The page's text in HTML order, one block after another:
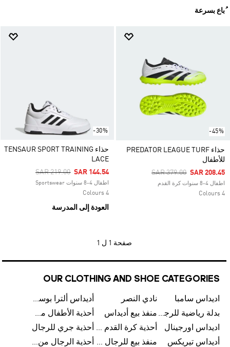
ُباع بسرعة
-45%
حذاء PREDATOR LEAGUE TURF
للأطفال
Price Reduced From
SAR 379.00ToSAR 208.45
اطفال 4-8 سنوات كرة القدم
4 Colours
-30%
حذاء TENSAUR SPORT TRAINING
LACE
Price Reduced From
SAR 219.00ToSAR 144.54
اطفال 4-8 سنوات Sportswear
4 Colours
العودة إلى المدرسة
صفحة 1 ل 1
OUR CLOTHING AND SHOE CATEGORIES
اديداس سامبا نادي النصر
أديداس ألترا بوست
بدلة رياضية للرجال من أديداس منفذ بيع أديداس
أحذية الأطفال من أديداس
اديداس اورجينال
أحذية كرة القدم للرجال من أديداس
أحذية جري للرجال
أديداس تيريكس
منفذ بيع للرجال من أديداس
أحذية الرجال من أديداس